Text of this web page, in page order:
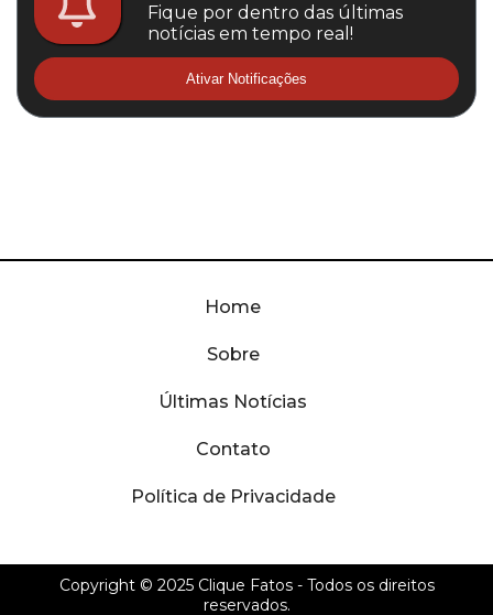
Fique por dentro das últimas
notícias em tempo real!
Ativar Notificações
Home
Sobre
Últimas Notícias
Contato
Política de Privacidade
Copyright © 2025 Clique Fatos- Todos os direitos
reservados.